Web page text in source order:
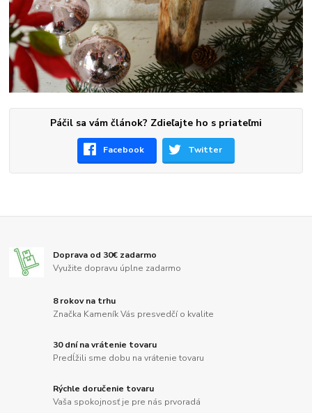
Páčil sa vám článok? Zdieľajte ho s priateľmi
Facebook Twitter
Doprava od 30€ zadarmo
Využite dopravu úplne zadarmo
8 rokov na trhu
Značka Kameník Vás presvedčí o kvalite
30 dní na vrátenie tovaru
Predĺžili sme dobu na vrátenie tovaru
Rýchle doručenie tovaru
Vaša spokojnosť je pre nás prvoradá